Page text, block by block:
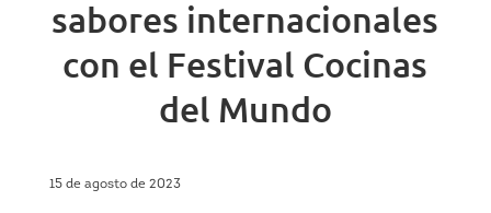
sabores internacionales
con el Festival Cocinas
del Mundo
15 de agosto de 2023